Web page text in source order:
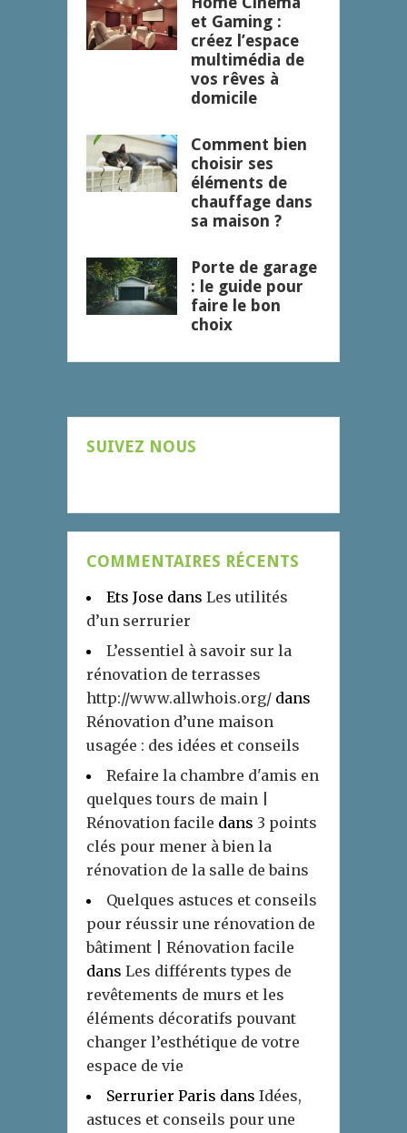
et Gaming :
créez l’espace
multimédia de
vos rêves à
domicile
Comment bien
choisir ses
éléments de
chauffage dans
sa maison ?
Porte de garage
: le guide pour
faire le bon
choix
SUIVEZ NOUS
COMMENTAIRES RÉCENTS
Ets Jose dans Les utilités
d’un serrurier
L’essentiel à savoir sur la
rénovation de terrasses
http://www.allwhois.org/ dans
Rénovation d’une maison
usagée : des idées et conseils
Refaire la chambre d'amis en
quelques tours de main |
Rénovation facile dans 3 points
clés pour mener à bien la
rénovation de la salle de bains
Quelques astuces et conseils
pour réussir une rénovation de
bâtiment | Rénovation facile
dans Les différents types de
revêtements de murs et les
éléments décoratifs pouvant
changer l’esthétique de votre
espace de vie
Serrurier Paris dans Idées,
astuces et conseils pour une